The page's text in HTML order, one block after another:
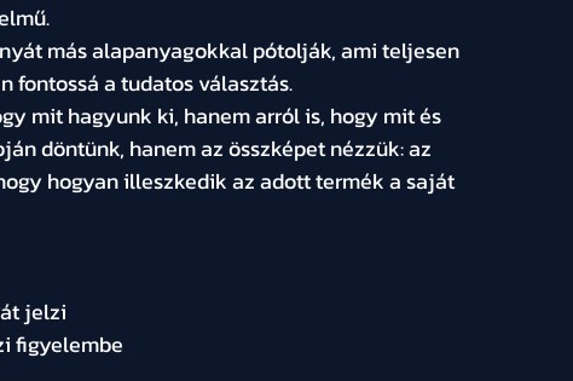
más alapanyagokkal pótolják, ami teljesen
fontossá a tudatos választás.
mit hagyunk ki, hanem arról is, hogy mit és
döntünk, hanem az összképet nézzük: az
hogyan illeszkedik az adott termék a saját
jelzi
figyelembe